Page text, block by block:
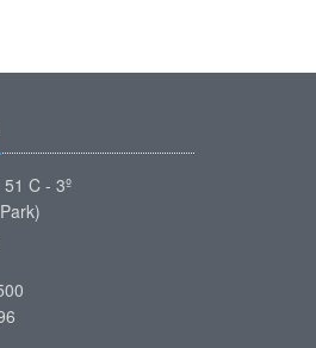
C - 3º